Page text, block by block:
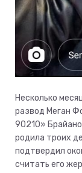
Несколько
развод Меган
90210»
родила троих
подтвердил
считать его